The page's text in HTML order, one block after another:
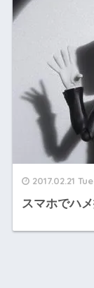
2017.02.21 Tue
スマホでハ